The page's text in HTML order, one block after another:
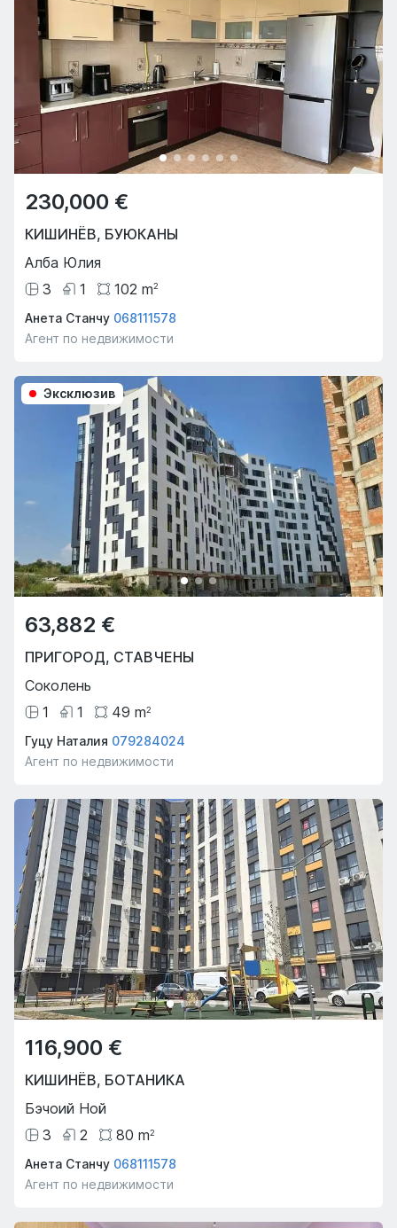
230,000 €
КИШИНЁВ, БУЮКАНЫ
Алба Юлия
3
1 102 m2
Анета Станчу 068111578
Агент по недвижимости
Эксклюзив
63,882 €
ПРИГОРОД, СТАВЧЕНЫ
Соколень
1
1 49 m2
Гуцу Наталия 079284024
Агент по недвижимости
116,900 €
КИШИНЁВ, БОТАНИКА
Бэчоий Ной
3
2 80 m2
Анета Станчу 068111578
Агент по недвижимости